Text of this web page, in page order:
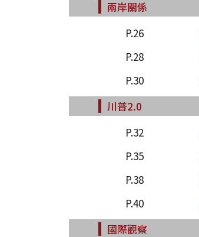
兩岸關係
P.26
P.28
P.30
川普2.0
P.32
P.35
P.38
P.40
國際觀察